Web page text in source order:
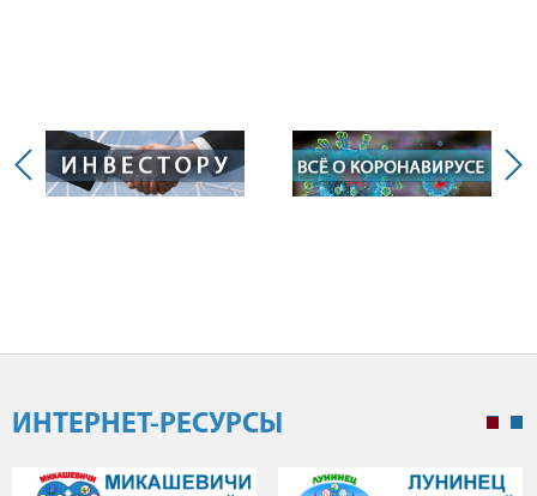
ИНТЕРНЕТ-РЕСУРСЫ